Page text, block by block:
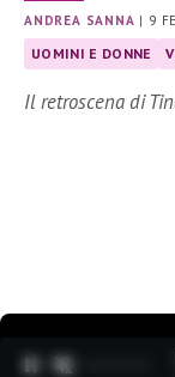
ANDREA SANNA | 9
UOMINI E DONNE
Il retroscena di